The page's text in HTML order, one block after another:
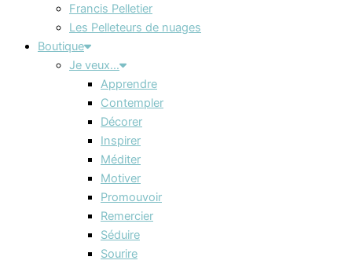
Francis Pelletier
Les Pelleteurs de nuages
Boutique
Je veux…
Apprendre
Contempler
Décorer
Inspirer
Méditer
Motiver
Promouvoir
Remercier
Séduire
Sourire